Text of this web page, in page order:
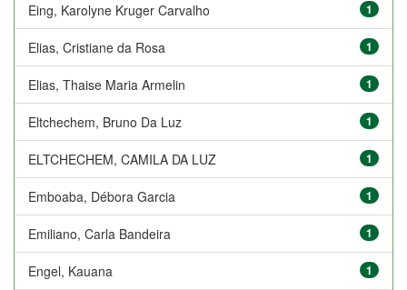
Eing, Karolyne Kruger Carvalho 1
Elias, Cristiane da Rosa 1
Elias, Thaise Maria Armelin 1
Eltchechem, Bruno Da Luz 1
ELTCHECHEM, CAMILA DA LUZ 1
Emboaba, Débora Garcia 1
Emiliano, Carla Bandeira 1
Engel, Kauana 1